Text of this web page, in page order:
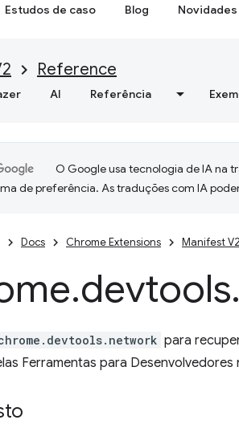
Estudos de caso Blog
Reference
AI Referência
O Google usa tecnologia de IA na
de preferência. As traduções com IA
Docs Chrome Extensions Manifest V2
.devtools.
para
Ferramentas para Desenvolvedores